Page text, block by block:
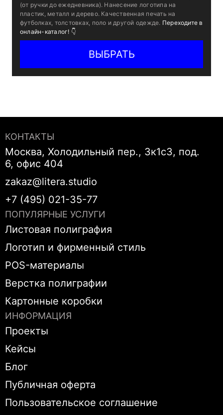
(от ручки до ежедневника). Нанесение логотипа на
пластик, металл и дерево. Качественная печать на
футболках, толстовках, поло и другой одежде. Переходите в
онлайн-каталог! 👇
ВЫБРАТЬ
КОНТАКТЫ
Москва, Холодильный пер., 3к1с3, под.
6, офис 404
zakaz@litera.studio
+7 (495) 021-35-77
ПОПУЛЯРНЫЕ УСЛУГИ
Листовая полиграфия
Логотип и фирменный стиль
POS-материалы
Верстка полиграфии
Картонные коробки
ИНФОРМАЦИЯ
Проекты
Кейсы
Блог
Публичная оферта
Пользовательское соглашение